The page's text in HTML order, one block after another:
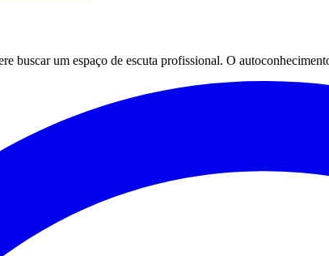
buscar um espaço de escuta profissional. O